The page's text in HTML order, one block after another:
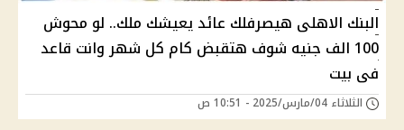
البنك الاهلى هيصرفلك عائد يعيشك ملك.. لو محوش
100 الف جنيه شوف هتقبض كام كل شهر وانت قاعد
فى بيت
الثلاثاء 04/مارس/2025 - 10:51 ص